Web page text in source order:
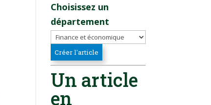
Choisissez un
département
Un article
en